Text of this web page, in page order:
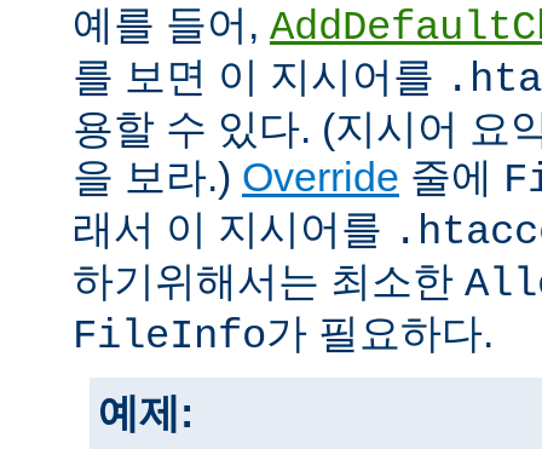
예를 들어,
를 보면 이 지시어를
용할 수 있다. (지시어 요
을 보라.) Override 줄에
래서 이 지시어를
하기위해서는 최소한
FileInfo가 필요하다.
예제: